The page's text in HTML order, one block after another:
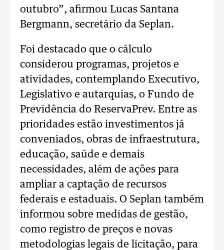
outubro”, afirmou Lucas Santana
Bergmann, secretário da Seplan.
Foi destacado que o cálculo
considerou programas, projetos e
atividades, contemplando Executivo,
Legislativo e autarquias, o Fundo de
Previdência do ReservaPrev. Entre as
prioridades estão investimentos já
conveniados, obras de infraestrutura,
educação, saúde e demais
necessidades, além de ações para
ampliar a captação de recursos
federais e estaduais. O Seplan também
informou sobre medidas de gestão,
como registro de preços e novas
metodologias legais de licitação, para